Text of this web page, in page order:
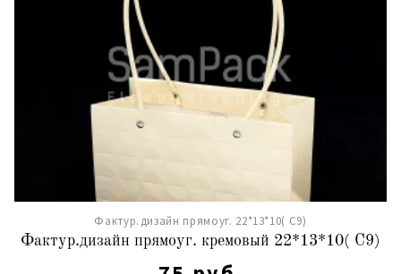
Фактур.дизайн прямоуг. 22*13*10( С9)
Фактур.дизайн прямоуг. кремовый 22*13*10( С9)